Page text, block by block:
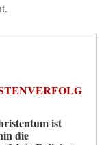
ist
die